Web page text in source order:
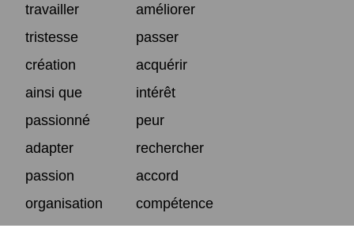
travailler
améliorer
tristesse
passer
création
acquérir
ainsi que
intérêt
passionné
peur
adapter
rechercher
passion
accord
organisation
compétence